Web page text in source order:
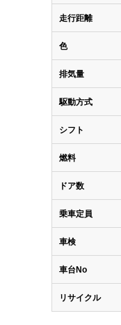
走行距離
色
排気量
駆動方式
シフト
燃料
ドア数
乗車定員
車検
車台No
リサイクル